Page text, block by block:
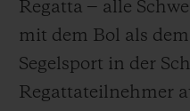
Regatta ‒ alle
mit dem Bol als
Segelsport in der
Regattateilnehmer